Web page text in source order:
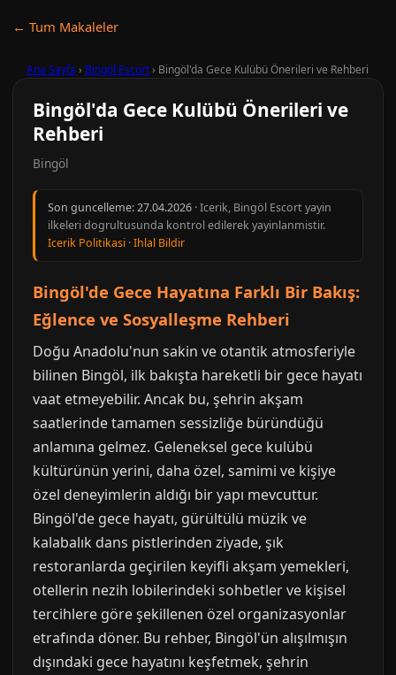
← Tum Makaleler
Ana Sayfa › Bingöl Escort› Bingöl'da Gece Kulübü Önerileri ve Rehberi
Bingöl'da Gece Kulübü Önerileri ve
Rehberi
Bingöl
Son guncelleme:27.04.2026 · Icerik, Bingöl Escort yayin
ilkeleri dogrultusunda kontrol edilerek yayinlanmistir.
Icerik Politikasi ·Ihlal Bildir
Bingöl'de Gece Hayatına Farklı Bir Bakış:
Eğlence ve Sosyalleşme Rehberi
Doğu Anadolu'nun sakin ve otantik atmosferiyle
bilinen Bingöl, ilk bakışta hareketli bir gece hayatı
vaat etmeyebilir. Ancak bu, şehrin akşam
saatlerinde tamamen sessizliğe büründüğü
anlamına gelmez. Geleneksel gece kulübü
kültürünün yerini, daha özel, samimi ve kişiye
özel deneyimlerin aldığı bir yapı mevcuttur.
Bingöl'de gece hayatı, gürültülü müzik ve
kalabalık dans pistlerinden ziyade, şık
restoranlarda geçirilen keyifli akşam yemekleri,
otellerin nezih lobilerindeki sohbetler ve kişisel
tercihlere göre şekillenen özel organizasyonlar
etrafında döner. Bu rehber, Bingöl'ün alışılmışın
dışındaki gece hayatını keşfetmek, şehrin